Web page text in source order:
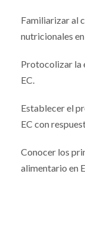
Familiarizar al
nutricionales en
Protocolizar la
EC.
Establecer el
EC con
Conocer los
alimentario en